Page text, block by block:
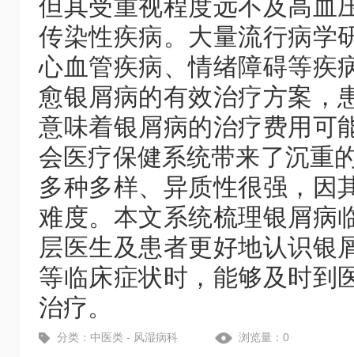
但其受重视程度远不及高血
传染性疾病。大量流行病学
心血管疾病、情绪障碍等疾
愈银屑病的有效治疗方案，
意味着银屑病的治疗费用可
会医疗保健系统带来了沉重
多种多样、异质性很强，因
难度。本文系统梳理银屑病
层医生及患者更好地认识银
等临床症状时，能够及时到
治疗。
分类：中医类 - 风湿病科 浏览量：0